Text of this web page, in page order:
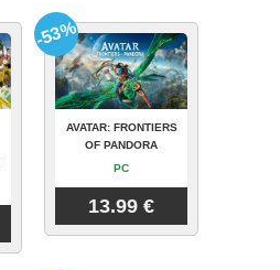
AVATAR: FRONTIERS
OF PANDORA
PC
13.99 €
-53%